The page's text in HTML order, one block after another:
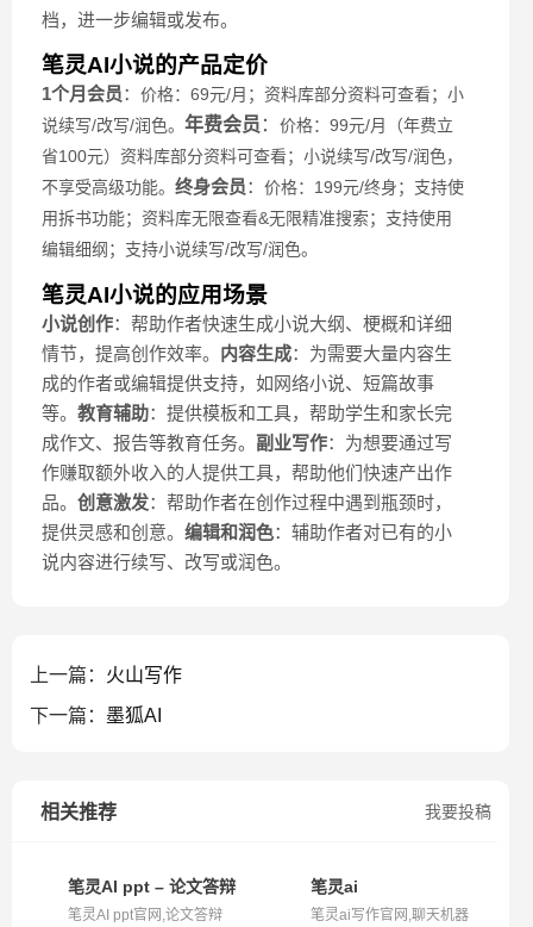
档，进一步编辑或发布。
笔灵AI小说的产品定价
1个月会员： 价格：69元/月； 资料库部分资料可查看； 小
说续写/改写/润色。 年费会员 ： 价格：99元/月（年费立
省100元） 资料库部分资料可查看；小说续写/改写/润色，
不享受高级功能。 终身会员： 价格：199元/终身； 支持使
用拆书功能； 资料库无限查看&无限精准搜索； 支持使用
编辑细纲； 支持小说续写/改写/润色。
笔灵AI小说的应用场景
小说创作：帮助作者快速生成小说大纲、梗概和详细
情节，提高创作效率。 内容生成：为需要大量内容生
成的作者或编辑提供支持，如网络小说、短篇故事
等。 教育辅助：提供模板和工具，帮助学生和家长完
成作文、报告等教育任务。 副业写作：为想要通过写
作赚取额外收入的人提供工具，帮助他们快速产出作
品。 创意激发：帮助作者在创作过程中遇到瓶颈时，
提供灵感和创意。 编辑和润色：辅助作者对已有的小
说内容进行续写、改写或润色。
上一篇： 火山写作
下一篇： 墨狐AI
我要投稿
相关推荐
笔灵AI ppt – 论文答辩PPT免费ai一键生成
笔灵AI ppt官网,论文答辩
笔灵ai
笔灵ai写作官网,聊天机器